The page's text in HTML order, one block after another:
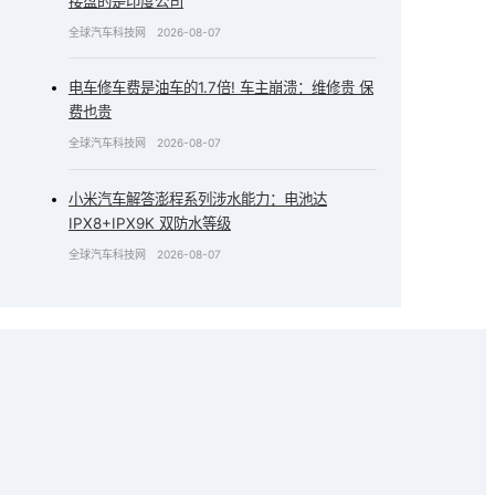
全球汽车科技网 2026-08-07
电车修车费是油车的1.7倍! 车主崩溃：维修贵 保
费也贵
全球汽车科技网 2026-08-07
小米汽车解答澎程系列涉水能力：电池达
IPX8+IPX9K 双防水等级
全球汽车科技网 2026-08-07